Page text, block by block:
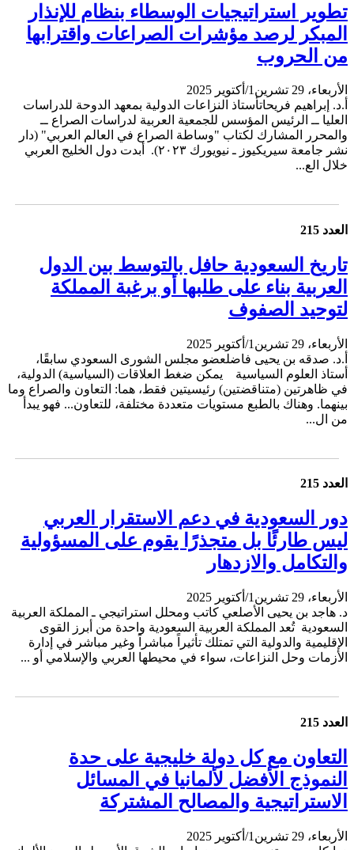
تطوير استراتيجيات الوسطاء بنظام للإنذار
المبكر لرصد مؤشرات الصراعات واقترابها
من الحروب
الأربعاء، 29 تشرين1/أكتوير 2025
أ.د. إبراهيم فريحاتأستاذ النزاعات الدولية بمعهد الدوحة للدراسات
العليا ــ الرئيس المؤسس للجمعية العربية لدراسات الصراع ــ
والمحرر المشارك لكتاب "وساطة الصراع في العالم العربي" (دار
نشر جامعة سيريكيوز ـ نيويورك ٢٠٢٣). أبدت دول الخليج العربي
خلال الع...
العدد 215
تاريخ السعودية حافل بالتوسط بين الدول
العربية بناء على طلبها أو برغبة المملكة
لتوحيد الصفوف
الأربعاء، 29 تشرين1/أكتوير 2025
أ.د. صدقه بن يحيى فاضلعضو مجلس الشورى السعودي سابقًا،
أستاذ العلوم السياسية يمكن ضغط العلاقات (السياسية) الدولية،
في ظاهرتين (متناقضتين) رئيسيتين فقط، هما: التعاون والصراع وما
بينهما. وهناك بالطبع مستويات متعددة مختلفة، للتعاون... فهو يبدأ
من ال...
العدد 215
دور السعودية في دعم الاستقرار العربي
ليس طارئًا بل متجذرًا يقوم على المسؤولية
والتكامل والازدهار
الأربعاء، 29 تشرين1/أكتوير 2025
د. هاجد بن يحيى الأصلعي كاتب ومحلل استراتيجي ـ المملكة العربية
السعودية تُعد المملكة العربية السعودية واحدة من أبرز القوى
الإقليمية والدولية التي تمتلك تأثيراً مباشراً وغير مباشر في إدارة
الأزمات وحل النزاعات، سواء في محيطها العربي والإسلامي أو ...
العدد 215
التعاون مع كل دولة خليجية على حدة
النموذج الأفضل لألمانيا في المسائل
الاستراتيجية والمصالح المشتركة
الأربعاء، 29 تشرين1/أكتوير 2025